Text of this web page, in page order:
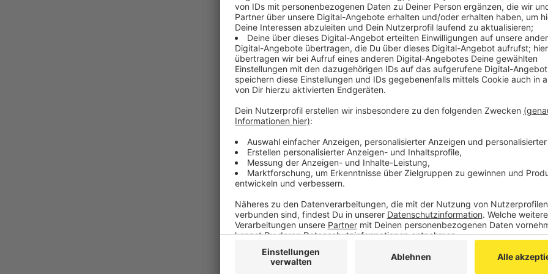
Comedy
Koalitions-Bingo - die
Die einen haben gefeiert, die anderen hätten gerne
sich selbst entlassen, bevor es andere tun.
jetzt irgendwie eine funktionierende Regierung auf
aus den ganzen Schul- und Kindergarten-Gruppen
mit einer WhatsApp-Gruppe.